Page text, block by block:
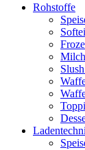
Rohstoffe